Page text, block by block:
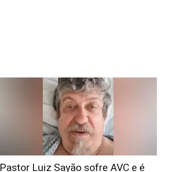
Pastor Luiz Sayão sofre AVC e é